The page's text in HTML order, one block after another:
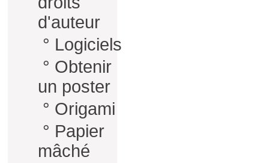
d'auteur
° Logiciels
° Obtenir
un poster
° Origami
° Papier
mâché